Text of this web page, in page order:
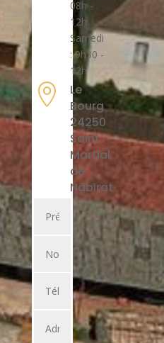
08h -
12h
Samedi
: 9h30 -
12h

Le
Bourg
24250
Saint
Martial
de
Nabirat